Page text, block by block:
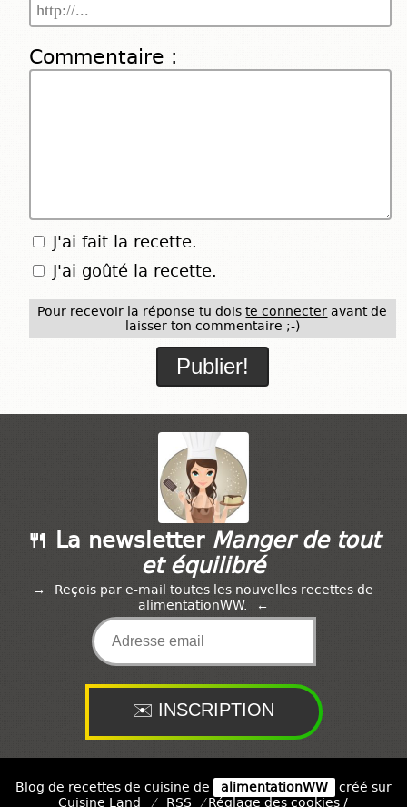
Commentaire :
J'ai fait la recette.
J'ai goûté la recette.
Pour recevoir la réponse tu doiste connecter avant de
laisser ton commentaire ;-)
🍴 La newsletter Manger de tout
et équilibré
Reçois par e-mail toutes les nouvelles recettes de
alimentationWW.
Blog de recettes de cuisine de alimentationWW
créé sur
Cuisine Land ⁄ RSS ⁄Réglage des cookies /